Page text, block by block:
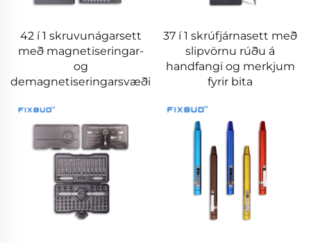
42 í 1 skruvunágarsett
með magnetiseringar-
og
demagnetiseringarsvæði
37 í 1 skrúfjárnasett með
slipvörnu rúðu á
handfangi og merkjum
fyrir bita